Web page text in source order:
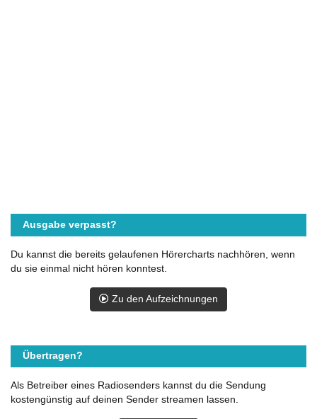
Ausgabe verpasst?
Du kannst die bereits gelaufenen Hörercharts nachhören, wenn
du sie einmal nicht hören konntest.
Zu den Aufzeichnungen
Übertragen?
Als Betreiber eines Radiosenders kannst du die Sendung
kostengünstig auf deinen Sender streamen lassen.